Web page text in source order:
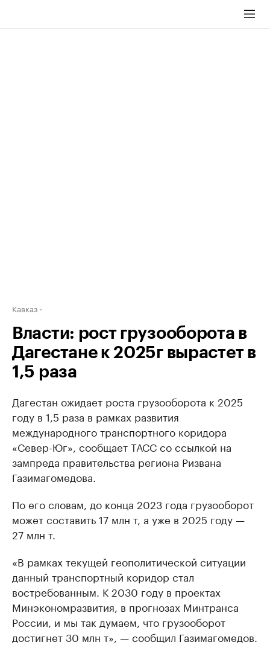
Кавказ
Власти: рост грузооборота в
Дагестане к 2025г вырастет в
1,5 раза
Дагестан ожидает роста грузооборота к 2025
году в 1,5 раза в рамках развития
международного транспортного коридора
«Север-Юг», сообщает ТАСС со ссылкой на
зампреда правительства региона Ризвана
Газимагомедова.
По его словам, до конца 2023 года грузооборот
может составить 17 млн т, а уже в 2025 году —
27 млн т.
«В рамках текущей геополитической ситуации
данный транспортный коридор стал
востребованным. К 2030 году в проектах
Минэкономразвития, в прогнозах Минтранса
России, и мы так думаем, что грузооборот
достигнет 30 млн т», — сообщил Газимагомедов.